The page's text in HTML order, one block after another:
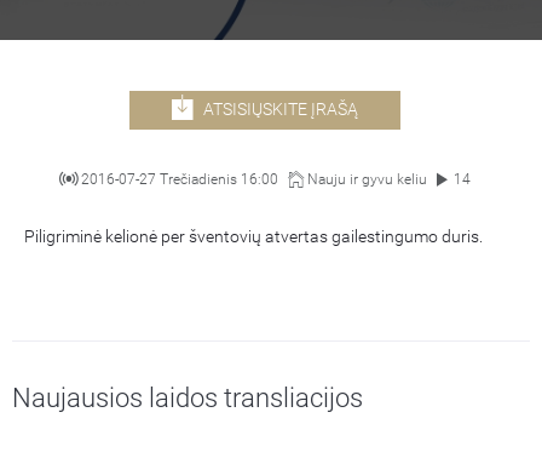
ATSISIŲSKITE ĮRAŠĄ
2016-07-27 Trečiadienis 16:00 Nauju ir gyvu keliu 14
Piligriminė kelionė per šventovių atvertas gailestingumo duris.
Naujausios laidos transliacijos